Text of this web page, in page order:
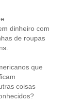
dinheiro com
de roupas
que
coisas